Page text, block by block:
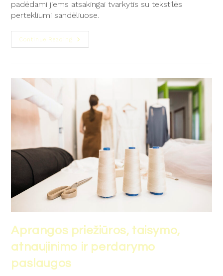
padėdami jiems atsakingai tvarkytis su tekstilės
pertekliumi sandėliuose.
Continue Reading
Aprangos priežiūros, taisymo,
atnaujinimo ir perdarymo
paslaugos